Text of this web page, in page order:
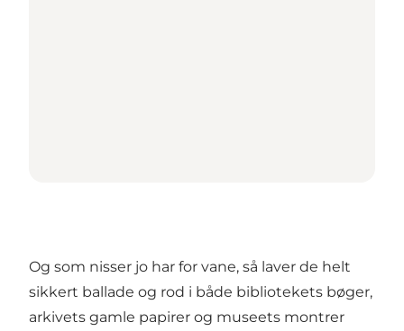
Og som nisser jo har for vane, så laver de helt
sikkert ballade og rod i både bibliotekets bøger,
arkivets gamle papirer og museets montrer